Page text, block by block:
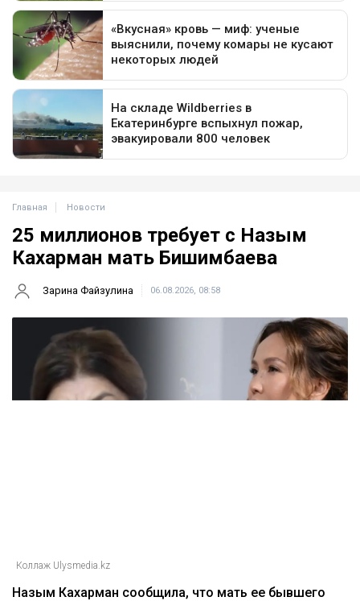
Главная Новости
25 миллионов требует с Назым
Кахарман мать Бишимбаева
Зарина Файзулина 06.08.2026, 08:58
Коллаж Ulysmedia.kz
Назым Кахарман сообщила, что мать ее бывшего